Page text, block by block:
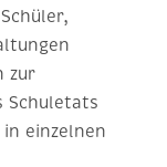
zur
Schuletats
einzelnen